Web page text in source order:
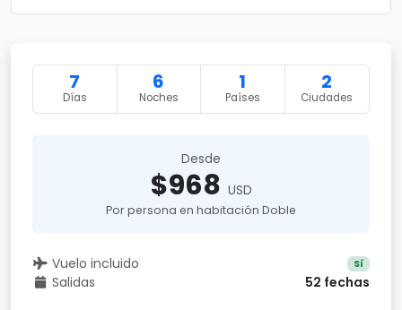
7
Días
6
Noches
1
Países
2
Ciudades
Desde
$968 USD
Por persona en habitación Doble
Vuelo incluido Sí
Salidas 52 fechas